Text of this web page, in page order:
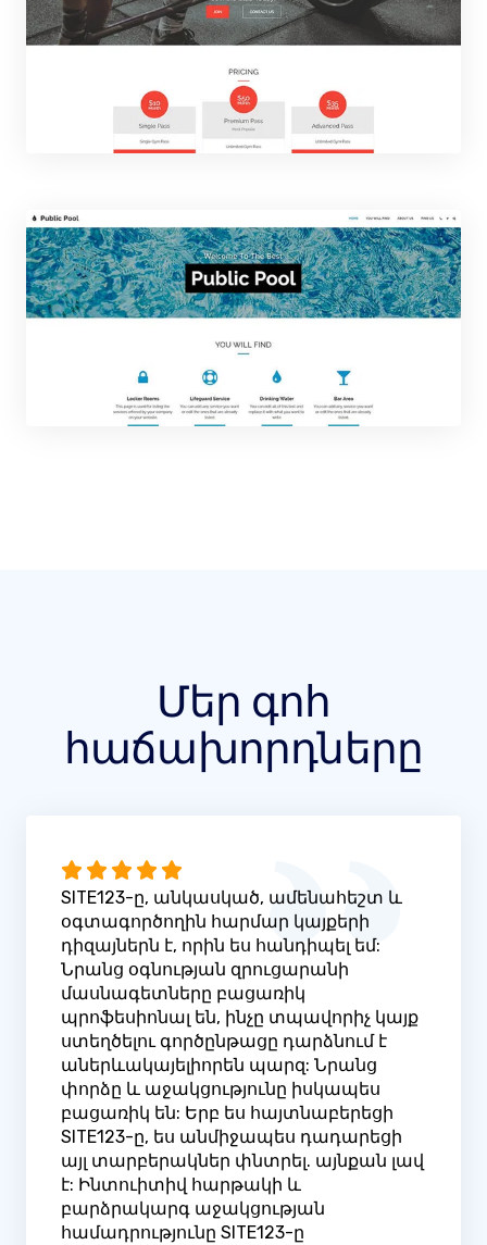
Մեր գոհ
հաճախորդները
SITE123-ը, անկասկած, ամենահեշտ և
օգտագործողին հարմար կայքերի
դիզայներն է, որին ես հանդիպել եմ:
Նրանց օգնության զրուցարանի
մասնագետները բացառիկ
պրոֆեսիոնալ են, ինչը տպավորիչ կայք
ստեղծելու գործընթացը դարձնում է
աներևակայելիորեն պարզ: Նրանց
փորձը և աջակցությունը իսկապես
բացառիկ են: Երբ ես հայտնաբերեցի
SITE123-ը, ես անմիջապես դադարեցի
այլ տարբերակներ փնտրել. այնքան լավ
է: Ինտուիտիվ հարթակի և
բարձրակարգ աջակցության
համադրությունը SITE123-ը